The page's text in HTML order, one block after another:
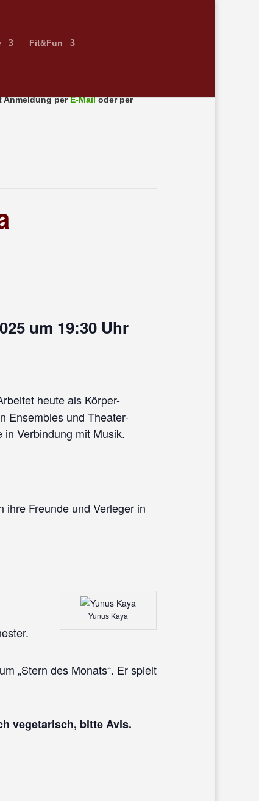
Fit&Fun
Anmeldung perE-Mailoder per
um 19:30 Uhr
heute als Körper-
Ensembles und Theater-
Verbindung mit Musik.
ihre Freunde und Verleger in
Yunus Kaya
„Stern des Monats“. Er spielt
vegetarisch, bitte Avis.